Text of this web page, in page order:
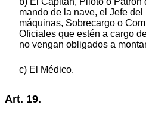
mando de la nave, el Jefe
máquinas, Sobrecargo o
Oficiales que estén a cargo
no vengan obligados a
c) El Médico.
Art. 19.